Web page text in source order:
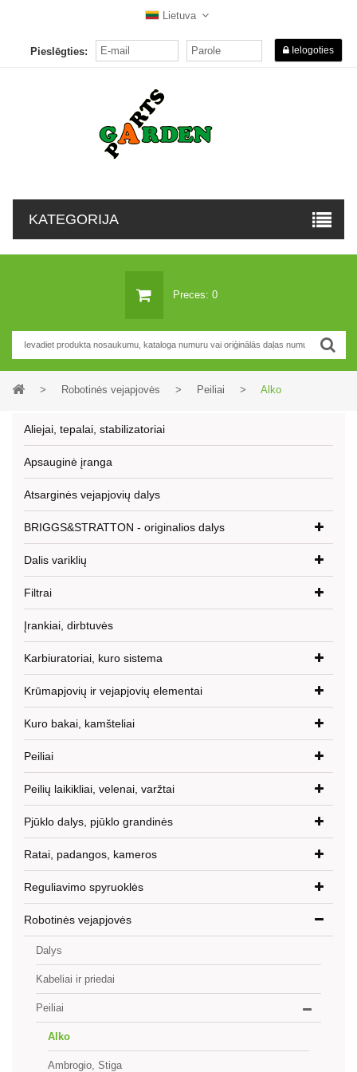
Lietuva
Pieslēgties: Ielogoties
KATEGORIJA
Preces: 0
> Robotinės vejapjovės > Peiliai > Alko
Aliejai, tepalai, stabilizatoriai
Apsauginė įranga
Atsarginės vejapjovių dalys
BRIGGS&STRATTON - originalios dalys
Dalis variklių
Filtrai
Įrankiai, dirbtuvės
Karbiuratoriai, kuro sistema
Krūmapjovių ir vejapjovių elementai
Kuro bakai, kamšteliai
Peiliai
Peilių laikikliai, velenai, varžtai
Pjūklo dalys, pjūklo grandinės
Ratai, padangos, kameros
Reguliavimo spyruoklės
Robotinės vejapjovės
Dalys
Kabeliai ir priedai
Peiliai
Alko
Ambrogio, Stiga